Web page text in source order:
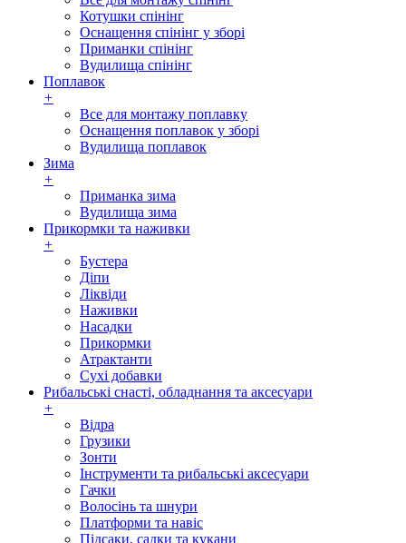
Котушки спінінг
Оснащення спінінг у зборі
Приманки спінінг
Вудилища спінінг
Поплавок
+
Все для монтажу поплавку
Оснащення поплавок у зборі
Вудилища поплавок
Зима
+
Приманка зима
Вудилища зима
Прикормки та наживки
+
Бустера
Діпи
Ліквіди
Наживки
Насадки
Прикормки
Атрактанти
Сухі добавки
Рибальські снасті, обладнання та аксесуари
+
Відра
Грузики
Зонти
Інструменти та рибальські аксесуари
Гачки
Волосінь та шнури
Платформи та навіс
Підсаки, садки та кукани